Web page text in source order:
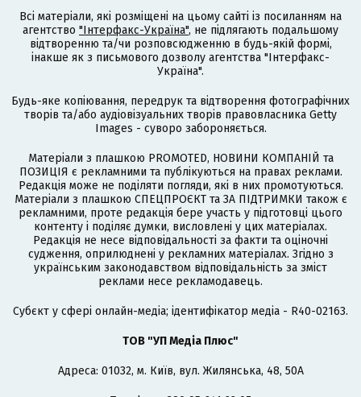
Всі матеріали, які розміщені на цьому сайті із посиланням на
агентство "Інтерфакс-Україна", не підлягають подальшому
відтворенню та/чи розповсюдженню в будь-якій формі,
інакше як з письмового дозволу агентства "Інтерфакс-
Україна".
Будь-яке копіювання, передрук та відтворення фотографічних
творів та/або аудіовізуальних творів правовласника Getty
Images - суворо забороняється.
Матеріали з плашкою PROMOTED, НОВИНИ КОМПАНІЙ та
ПОЗИЦІЯ є рекламними та публікуються на правах реклами.
Редакція може не поділяти погляди, які в них промотуються.
Матеріали з плашкою СПЕЦПРОЄКТ та ЗА ПІДТРИМКИ також є
рекламними, проте редакція бере участь у підготовці цього
контенту і поділяє думки, висловлені у цих матеріалах.
Редакція не несе відповідальності за факти та оціночні
судження, оприлюднені у рекламних матеріалах. Згідно з
українським законодавством відповідальність за зміст
реклами несе рекламодавець.
Cубєкт у сфері онлайн-медіа; ідентифікатор медіа - R40-02163.
ТОВ "УП Медіа Плюс"
Адреса: 01032, м. Київ, вул. Жилянська, 48, 50А